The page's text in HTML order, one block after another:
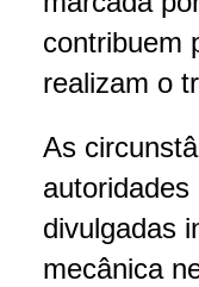
contribuem
realizam o
As
divulgadas
mecânica